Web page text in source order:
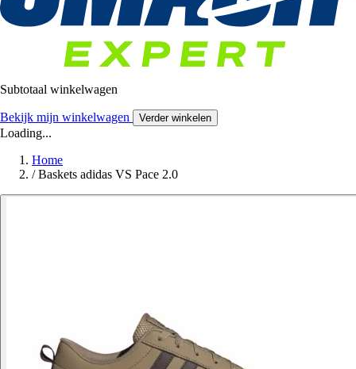
Subtotaal winkelwagen
Bekijk mijn winkelwagen Verder winkelen
Loading...
Home
/ Baskets adidas VS Pace 2.0